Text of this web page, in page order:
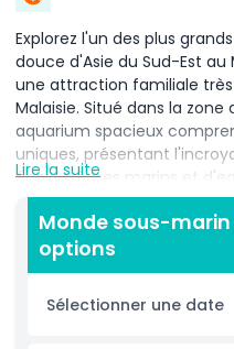
Explorez l'un des plus
douce d'Asie du Sud-Est
une attraction familiale très
Malaisie. Situé dans la
aquarium spacieux
uniques, présentant
écosystèmes marins et
000 espèces aquatiques,
des mérous, des arapaima
au-dessus de vous dans
marin de 15 mètres de
est la possibilité de voir les
de leur heure de
Lire la suite
Monde sous-marin
options
Sélectionner une date